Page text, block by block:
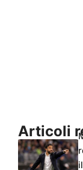
Articoli